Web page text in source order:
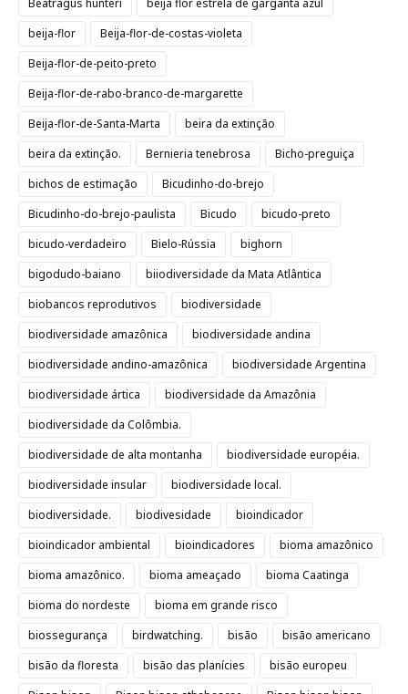
Beatragus hunteri
beija flor estrela de garganta azul
beija-flor
Beija-flor-de-costas-violeta
Beija-flor-de-peito-preto
Beija-flor-de-rabo-branco-de-margarette
Beija-flor-de-Santa-Marta
beira da extinção
beira da extinção.
Bernieria tenebrosa
Bicho-preguiça
bichos de estimação
Bicudinho-do-brejo
Bicudinho-do-brejo-paulista
Bicudo
bicudo-preto
bicudo-verdadeiro
Bielo-Rússia
bighorn
bigodudo-baiano
biiodiversidade da Mata Atlântica
biobancos reprodutivos
biodiversidade
biodiversidade amazônica
biodiversidade andina
biodiversidade andino-amazônica
biodiversidade Argentina
biodiversidade ártica
biodiversidade da Amazônia
biodiversidade da Colômbia.
biodiversidade de alta montanha
biodiversidade européia.
biodiversidade insular
biodiversidade local.
biodiversidade.
biodivesidade
bioindicador
bioindicador ambiental
bioindicadores
bioma amazônico
bioma amazônico.
bioma ameaçado
bioma Caatinga
bioma do nordeste
bioma em grande risco
biossegurança
birdwatching. bisão
bisão americano
bisão da floresta
bisão das planícies
bisão europeu